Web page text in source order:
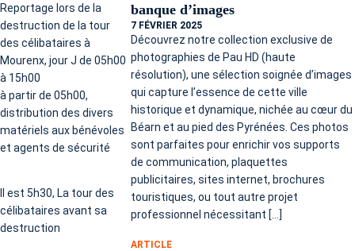
Reportage lors de la
destruction de la tour
des célibataires à
Mourenx, jour J de 05h00
à 15h00
à partir de 05h00,
distribution des divers
matériels aux bénévoles
et agents de sécurité
Il est 5h30, La tour des
célibataires avant sa
destruction
banque d’images
7 FÉVRIER 2025
Découvrez notre collection exclusive de
photographies de Pau HD (haute
résolution), une sélection soignée d’images
qui capture l’essence de cette ville
historique et dynamique, nichée au cœur du
Béarn et au pied des Pyrénées. Ces photos
sont parfaites pour enrichir vos supports
de communication, plaquettes
publicitaires, sites internet, brochures
touristiques, ou tout autre projet
professionnel nécessitant […]
ARTICLE